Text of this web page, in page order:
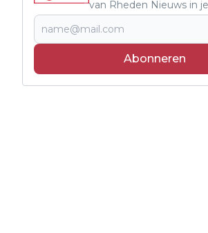
van Rheden Nieuws in
Abonneren